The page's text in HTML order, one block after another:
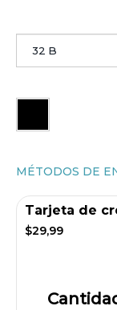
MÉTODOS DE
Tarjeta de
$29,99